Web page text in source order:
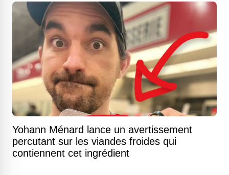
Yohann Ménard lance un avertissement
percutant sur les viandes froides qui
contiennent cet ingrédient